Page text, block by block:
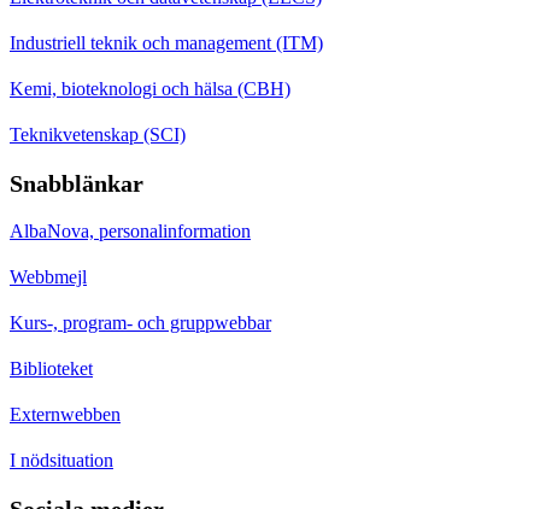
Industriell teknik och management (ITM)
Kemi, bioteknologi och hälsa (CBH)
Teknikvetenskap (SCI)
Snabblänkar
AlbaNova, personalinformation
Webbmejl
Kurs-, program- och gruppwebbar
Biblioteket
Externwebben
I nödsituation